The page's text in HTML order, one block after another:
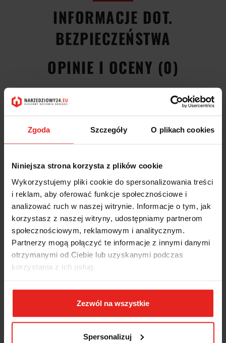
Zgoda Szczegóły O plikach cookies
Niniejsza strona korzysta z plików cookie
Wykorzystujemy pliki cookie do spersonalizowania treści
i reklam, aby oferować funkcje społecznościowe i
analizować ruch w naszej witrynie. Informacje o tym, jak
korzystasz z naszej witryny, udostępniamy partnerom
społecznościowym, reklamowym i analitycznym.
Partnerzy mogą połączyć te informacje z innymi danymi
otrzymanymi od Ciebie lub uzyskanymi podczas
korzystania z ich usług.
Zezwól na wszystkie
Spersonalizuj
INFORMACJE DOT.
BEZPIECZEŃSTWA
OPINIE I OCENY (0)
Jeden z najpopularniejszych modeli szczypiec do uniwersalnego
Wysokiej jakości materiały oraz precyzyjne wykonanie zapewniają
Precyzyjne ostrza do cięcia drutu miękkiego i twardego
Ostrza oddzielnie hartowane indukcyjnie, twardość ostrzy ok. 62
Smukła główka umożliwia pracę w trudno dostępnych miejscach
Stal elektryczna wanadowa, kuta, wielokrotnie hartowana olejowo
Dane techniczne:
No.: 70 02 180
EAN: 4003773034049
Główka: polerowana
Rękojeści: z wielokomponentowymi nasadkami
Rodzaj: 0
Zakres cięcia drutu twardego (średnica): 2,5 Ø mm
Masa netto: 252 g